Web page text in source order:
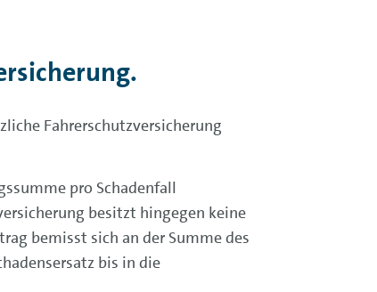
Fahrerschutzversicherung
pro Schadenfall
besitzt hingegen keine
bemisst sich an der Summe des
bis in die